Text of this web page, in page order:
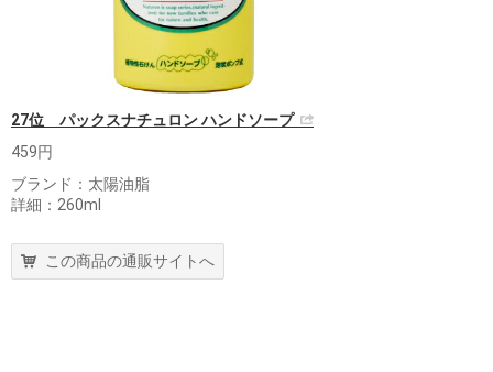
27位 パックスナチュロン ハンドソープ
459円
ブランド：太陽油脂
詳細：260ml
この商品の通販サイトへ